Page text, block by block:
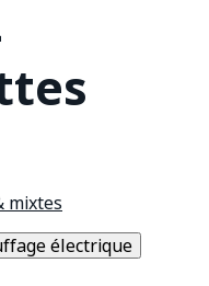
mixtes
électrique